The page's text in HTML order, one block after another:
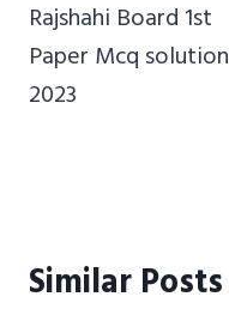
Rajshahi Board 1st
Paper Mcq solution
2023
Similar Posts